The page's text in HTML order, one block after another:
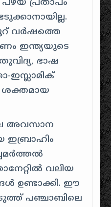
പഴയ പ്രതാപം
വർഷത്തെ
ഇന്ത്യയുടെ
ഭാഷ
ഇസ്ലാമിക്
ശക്തമായ
അവസാന
ഇബ്രാഹിം
വലിയ
ഉണ്ടാക്കി. ഈ
പഞ്ചാബിലെ